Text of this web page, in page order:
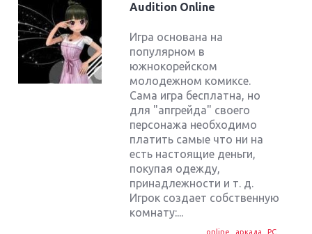
Audition Online
Игра основана на
популярном в
южнокорейском
молодежном комиксе.
Сама игра бесплатна, но
для "апгрейда" своего
персонажа необходимо
платить самые что ни на
есть настоящие деньги,
покупая одежду,
принадлежности и т. д.
Игрок создает собственную
комнату:...
online аркада PC
Крупнейшие релизы мая: Nintendo, Microsoft и
Новинки для Nintendo Switch: Labo, South Park и